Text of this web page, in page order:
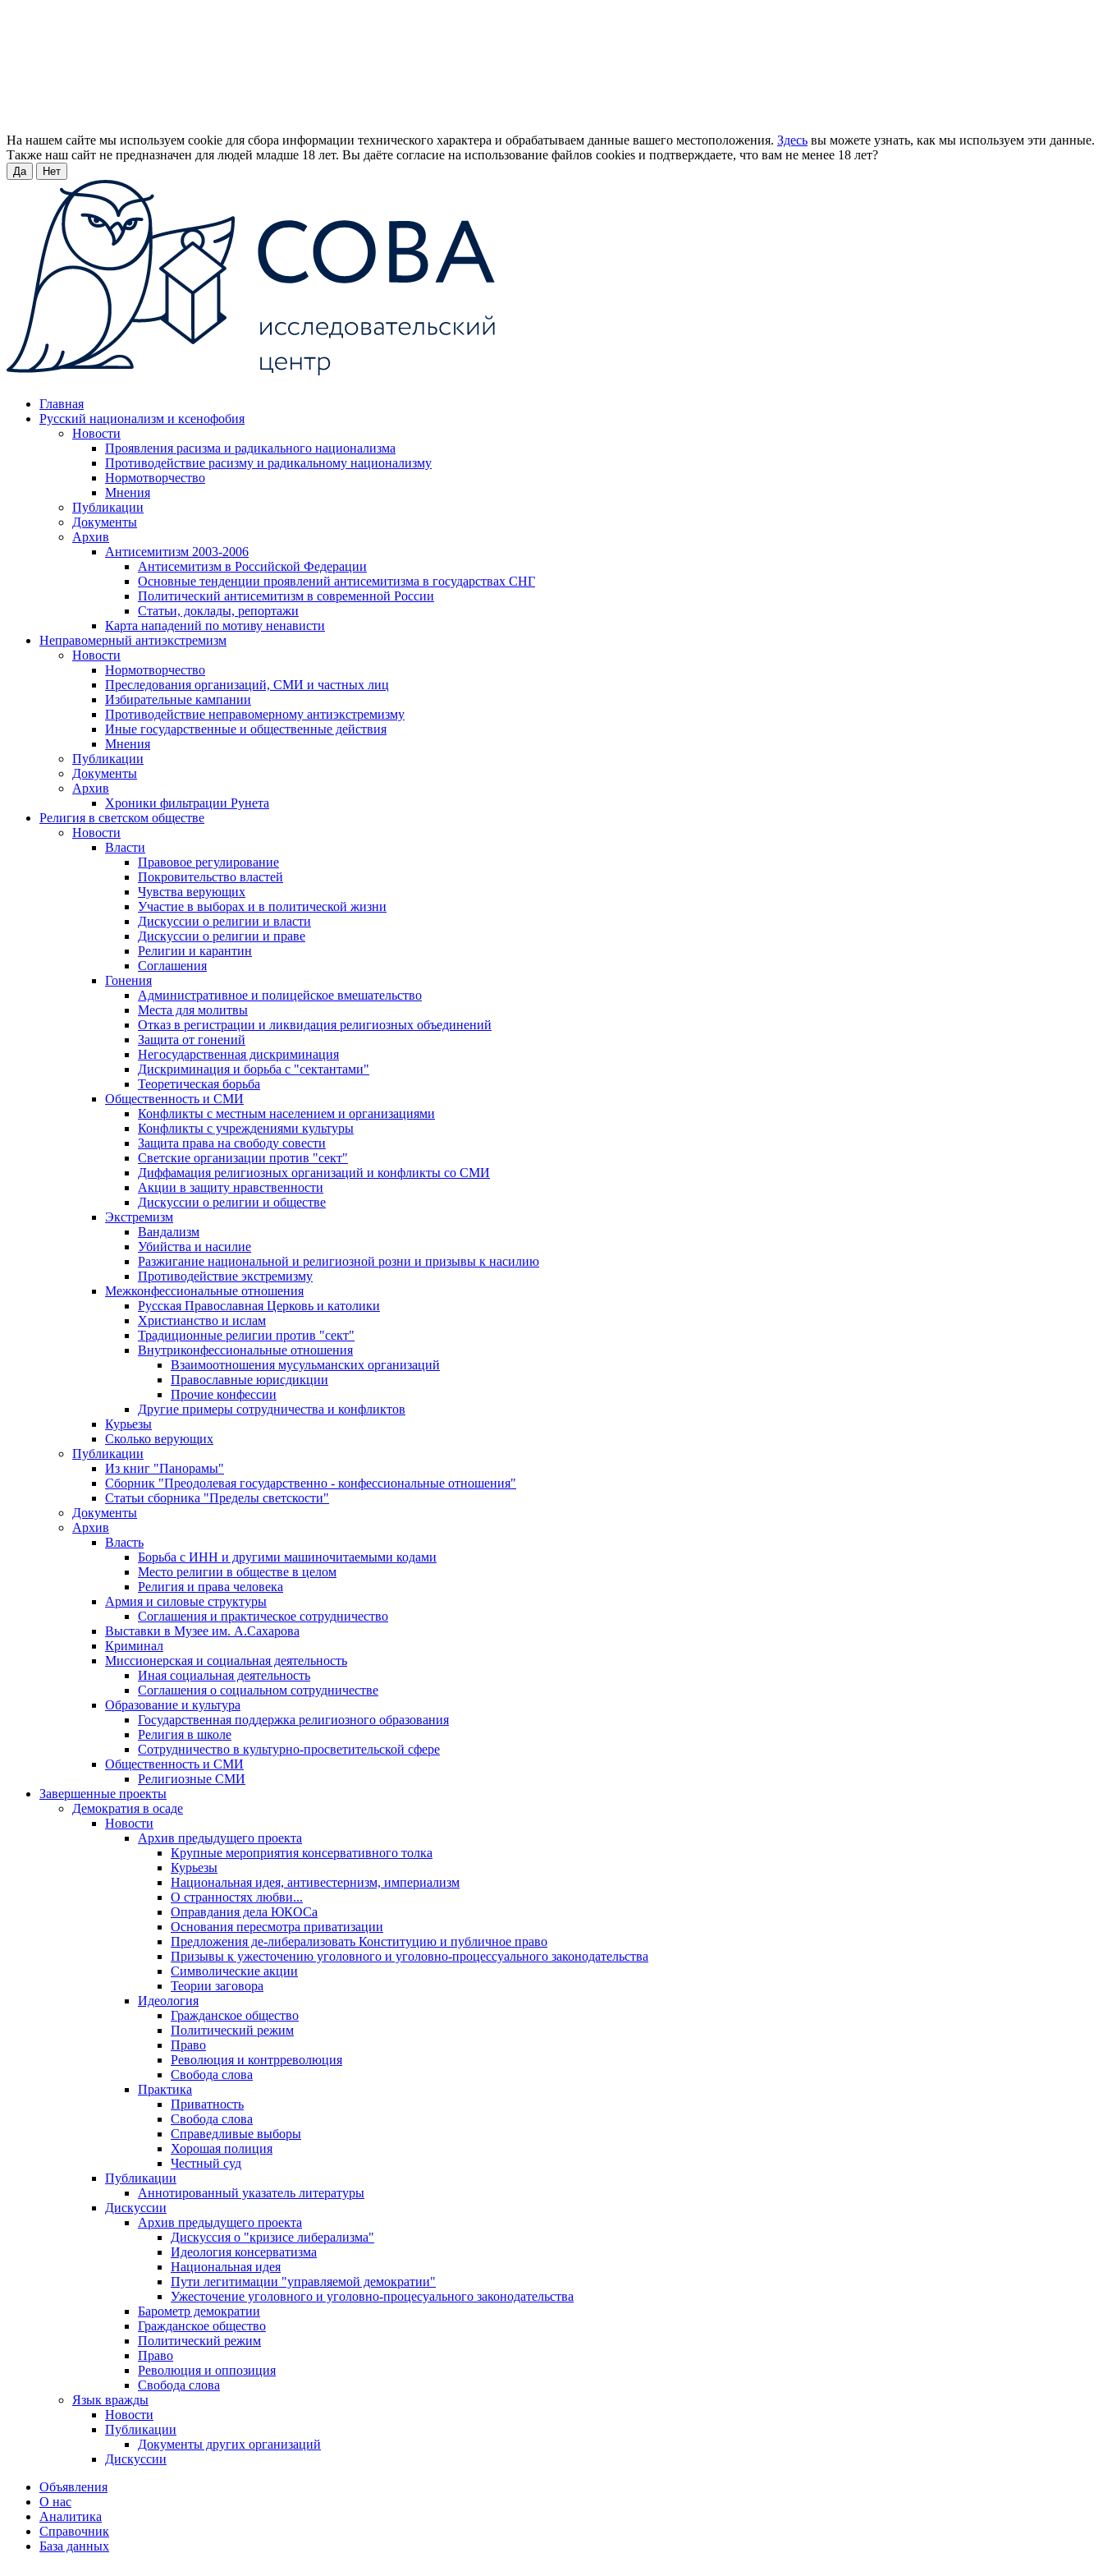
На нашем сайте мы используем cookie для сбора информации технического характера и обрабатываем данные вашего местоположения. Здесь вы можете узнать, как мы используем эти данные.
Также наш сайт не предназначен для людей младше 18 лет. Вы даёте согласие на использование файлов cookies и подтверждаете, что вам не менее 18 лет?
Да Нет
Главная
Русский национализм и ксенофобия
Новости
Проявления расизма и радикального национализма
Противодействие расизму и радикальному национализму
Нормотворчество
Мнения
Публикации
Документы
Архив
Антисемитизм 2003-2006
Антисемитизм в Российской Федерации
Основные тенденции проявлений антисемитизма в государствах СНГ
Политический антисемитизм в современной России
Статьи, доклады, репортажи
Карта нападений по мотиву ненависти
Неправомерный антиэкстремизм
Новости
Нормотворчество
Преследования организаций, СМИ и частных лиц
Избирательные кампании
Противодействие неправомерному антиэкстремизму
Иные государственные и общественные действия
Мнения
Публикации
Документы
Архив
Хроники фильтрации Рунета
Религия в светском обществе
Новости
Власти
Правовое регулирование
Покровительство властей
Чувства верующих
Участие в выборах и в политической жизни
Дискуссии о религии и власти
Дискуссии о религии и праве
Религии и карантин
Соглашения
Гонения
Административное и полицейское вмешательство
Места для молитвы
Отказ в регистрации и ликвидация религиозных объединений
Защита от гонений
Негосударственная дискриминация
Дискриминация и борьба с "сектантами"
Теоретическая борьба
Общественность и СМИ
Конфликты с местным населением и организациями
Конфликты с учреждениями культуры
Защита права на свободу совести
Светские организации против "сект"
Диффамация религиозных организаций и конфликты со СМИ
Акции в защиту нравственности
Дискуссии о религии и обществе
Экстремизм
Вандализм
Убийства и насилие
Разжигание национальной и религиозной розни и призывы к насилию
Противодействие экстремизму
Межконфессиональные отношения
Русская Православная Церковь и католики
Христианство и ислам
Традиционные религии против "сект"
Внутриконфессиональные отношения
Взаимоотношения мусульманских организаций
Православные юрисдикции
Прочие конфессии
Другие примеры сотрудничества и конфликтов
Курьезы
Сколько верующих
Публикации
Из книг "Панорамы"
Сборник "Преодолевая государственно - конфессиональные отношения"
Статьи сборника "Пределы светскости"
Документы
Архив
Власть
Борьба с ИНН и другими машиночитаемыми кодами
Место религии в обществе в целом
Религия и права человека
Армия и силовые структуры
Соглашения и практическое сотрудничество
Выставки в Музее им. А.Сахарова
Криминал
Миссионерская и социальная деятельность
Иная социальная деятельность
Соглашения о социальном сотрудничестве
Образование и культура
Государственная поддержка религиозного образования
Религия в школе
Сотрудничество в культурно-просветительской сфере
Общественность и СМИ
Религиозные СМИ
Завершенные проекты
Демократия в осаде
Новости
Архив предыдущего проекта
Крупные мероприятия консервативного толка
Курьезы
Национальная идея, антивестернизм, империализм
О странностях любви...
Оправдания дела ЮКОСа
Основания пересмотра приватизации
Предложения де-либерализовать Конституцию и публичное право
Призывы к ужесточению уголовного и уголовно-процессуального законодательства
Символические акции
Теории заговора
Идеология
Гражданское общество
Политический режим
Право
Революция и контрреволюция
Свобода слова
Практика
Приватность
Свобода слова
Справедливые выборы
Хорошая полиция
Честный суд
Публикации
Аннотированный указатель литературы
Дискуссии
Архив предыдущего проекта
Дискуссия о "кризисе либерализма"
Идеология консерватизма
Национальная идея
Пути легитимации "управляемой демократии"
Ужесточение уголовного и уголовно-процесуального законодательства
Барометр демократии
Гражданское общество
Политический режим
Право
Революция и оппозиция
Свобода слова
Язык вражды
Новости
Публикации
Документы других организаций
Дискуссии
Объявления
О нас
Аналитика
Справочник
База данных